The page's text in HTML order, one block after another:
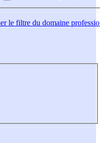
le filtre du domaine